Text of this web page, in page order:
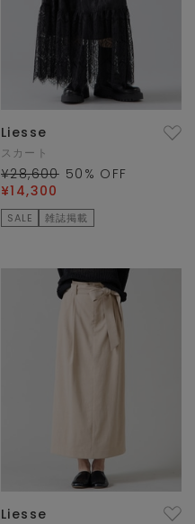
Liesse
スカート
¥28,600 50 % OFF
¥14,300
SALE 雑誌掲載
Liesse